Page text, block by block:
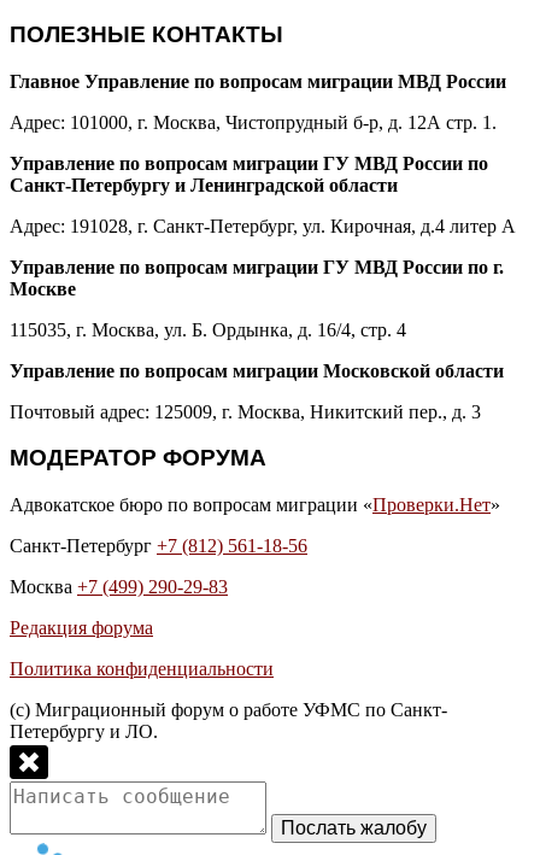
ПОЛЕЗНЫЕ КОНТАКТЫ
Главное Управление по вопросам миграции МВД России
Адрес: 101000, г. Москва, Чистопрудный б-р, д. 12А стр. 1.
Управление по вопросам миграции ГУ МВД России по
Санкт-Петербургу и Ленинградской области
Адрес: 191028, г. Санкт-Петербург, ул. Кирочная, д.4 литер А
Управление по вопросам миграции ГУ МВД России по г.
Москве
115035, г. Москва, ул. Б. Ордынка, д. 16/4, стр. 4
Управление по вопросам миграции Московской области
Почтовый адрес: 125009, г. Москва, Никитский пер., д. 3
МОДЕРАТОР ФОРУМА
Адвокатское бюро по вопросам миграции «Проверки.Нет»
Санкт-Петербург +7 (812) 561-18-56
Москва +7 (499) 290-29-83
Редакция форума
Политика конфиденциальности
(с) Миграционный форум о работе УФМС по Санкт-
Петербургу и ЛО.